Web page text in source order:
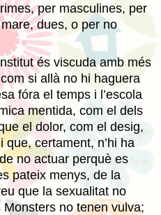
per masculines, per
dues, o per no
és viscuda amb més
si allà no hi haguera
fóra el temps i l’escola
mentida, com el dels
el dolor, com el desig,
certament, n’hi ha
no actuar perquè es
pateix menys, de la
que la sexualitat no
no tenen vulva;